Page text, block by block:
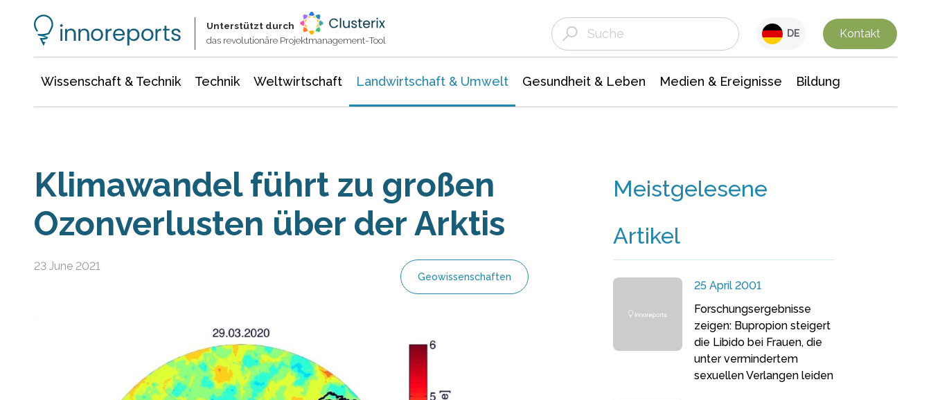
Unterstützt durch
das revolutionäre Projektmanagement-Tool
DE Kontakt
Wissenschaft & Technik Technik Weltwirtschaft Landwirtschaft & Umwelt Gesundheit & Leben Medien & Ereignisse Bildung
Klimawandel führt zu großen
Ozonverlusten über der Arktis
23 June 2021
Geowissenschaften
Meistgelesene
Artikel
25 April 2001
Forschungsergebnisse
zeigen: Bupropion steigert
die Libido bei Frauen, die
unter vermindertem
sexuellen Verlangen leiden